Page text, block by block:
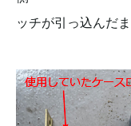
ッチが引っ込んだ